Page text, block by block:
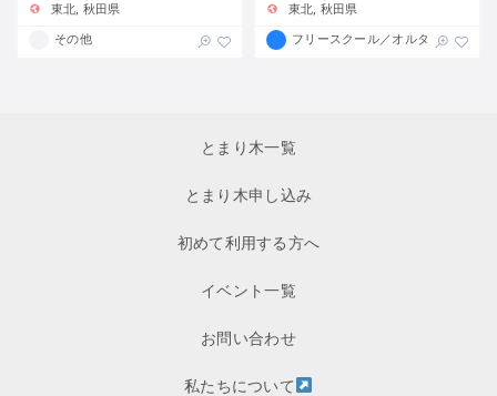
東北 秋田県
その他
東北 秋田県
フリースクール／オルタナティブス
とまり木一覧
とまり木申し込み
初めて利用する方へ
イベント一覧
お問い合わせ
私たちについて